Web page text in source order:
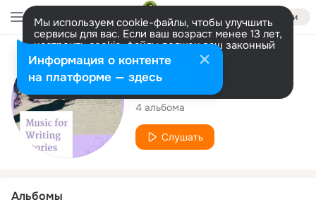
Войти
Мы используем cookie-файлы, чтобы улучшить
сервисы для вас. Если ваш возраст менее 13 лет,
настроить cookie-файлы должен ваш законный
представитель. Больше информации
Разрешить все Настроить
Исполнитель
Macey Rogers
4 альбома
Слушать
Альбомы
Информация о контенте
на платформе — здесь